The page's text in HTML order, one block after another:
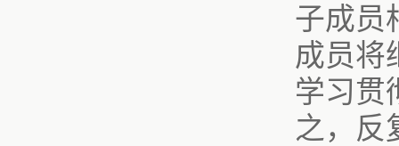
子成员
成员将
学习贯
之，反